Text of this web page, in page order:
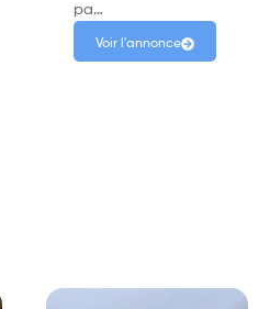
pa…
Voir l'annonce